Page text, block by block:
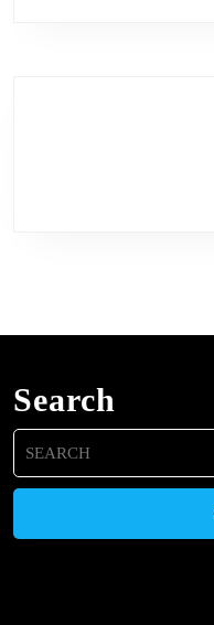
Search
Search
for: